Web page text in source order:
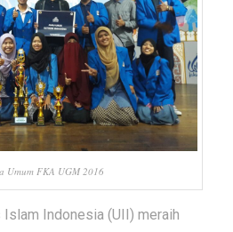
Umum FKA UGM 2016
Indonesia (UII) meraih